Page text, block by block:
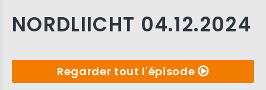
NORDLIICHT 04.12.2024
Regarder tout l'épisode